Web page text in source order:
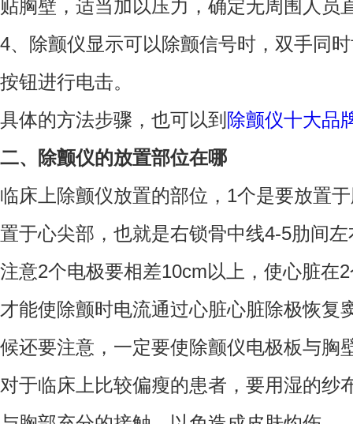
贴胸壁，适当加以压力，确定无周围人员
4、除颤仪显示可以除颤信号时，双手同
按钮进行电击。
具体的方法步骤，也可以到 除颤仪十大品
二、除颤仪的放置部位在哪
临床上除颤仪放置的部位，1个是要放置
置于心尖部，也就是右锁骨中线4-5肋间左
注意2个电极要相差10cm以上，使心脏在
才能使除颤时电流通过心脏心脏除极恢复
候还要注意，一定要使除颤仪电极板与胸
对于临床上比较偏瘦的患者，要用湿的纱